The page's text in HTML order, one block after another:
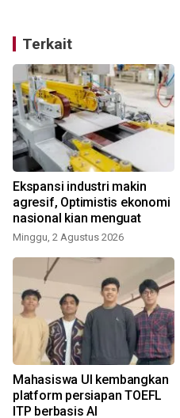
Terkait
Ekspansi industri makin
agresif, Optimistis ekonomi
nasional kian menguat
Minggu, 2 Agustus 2026
Mahasiswa UI kembangkan
platform persiapan TOEFL
ITP berbasis AI